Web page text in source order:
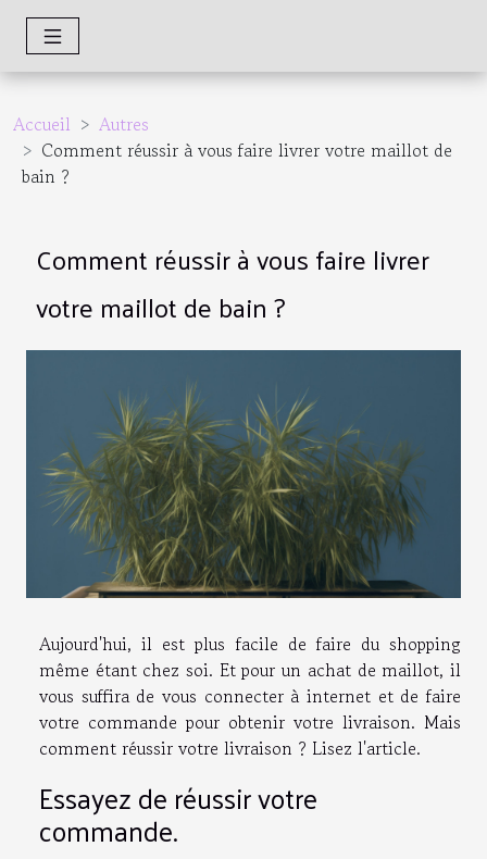
Accueil
Autres
Comment réussir à vous faire livrer votre maillot de
bain ?
Comment réussir à vous faire livrer
votre maillot de bain ?
Aujourd'hui, il est plus facile de faire du shopping
même étant chez soi. Et pour un achat de maillot, il
vous suffira de vous connecter à internet et de faire
votre commande pour obtenir votre livraison. Mais
comment réussir votre livraison ? Lisez l'article.
Essayez de réussir votre
commande.